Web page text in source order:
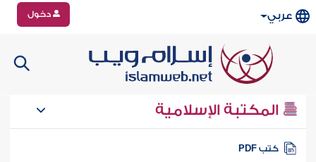
عربي دخول
المكتبة الإسلامية